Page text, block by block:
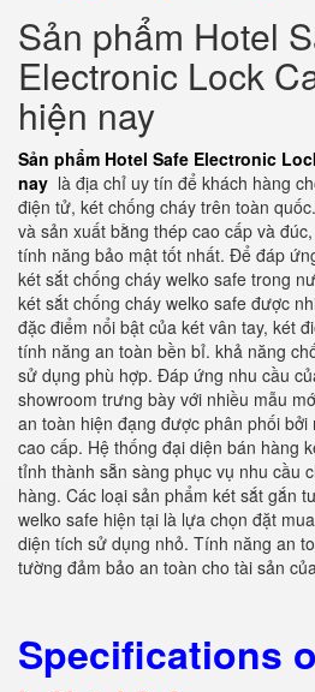
Sản phẩm Hotel
Electronic Lock
hiện nay
Sản phẩm Hotel Safe Electronic
nay là địa chỉ uy tín để khách hàng
điện tử, két chống cháy trên toàn
và sản xuất bằng thép cao cấp và
tính năng bảo mật tốt nhất. Để đáp
két sắt chống cháy welko safe trong
két sắt chống cháy welko safe được
đặc điểm nổi bật của két vân tay, két
tính năng an toàn bền bỉ. khả năng
sử dụng phù hợp. Đáp ứng nhu cầu
showroom trưng bày với nhiều mẫu
an toàn hiện đạng được phân phối
cao cấp. Hệ thống đại diện bán hàng
tỉnh thành sẵn sàng phục vụ nhu cầu
hàng. Các loại sản phẩm két sắt gắn
welko safe hiện tại là lựa chọn đặt
diện tích sử dụng nhỏ. Tính năng an
tường đảm bảo an toàn cho tài sản
Specifications